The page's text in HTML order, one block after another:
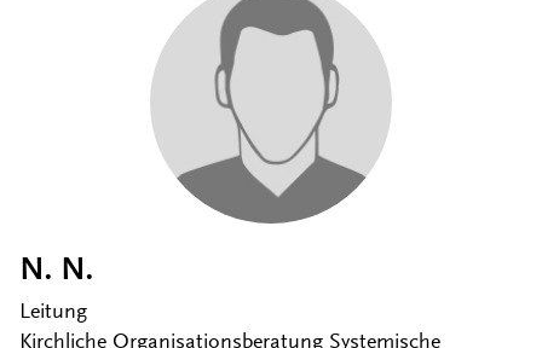
N. N.
Leitung
Kirchliche Organisationsberatung Systemische